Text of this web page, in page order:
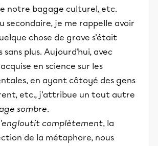
notre bagage culturel, etc.
secondaire, je me rappelle avoir
chose de grave s'était
sans plus. Aujourd'hui, avec
en science sur les
en ayant côtoyé des gens
etc., j'attribue un tout autre
sombre.
complètement, la
de la métaphore, nous